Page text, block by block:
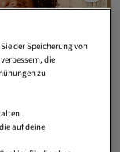
der Speicherung von
die
zu
auf deine